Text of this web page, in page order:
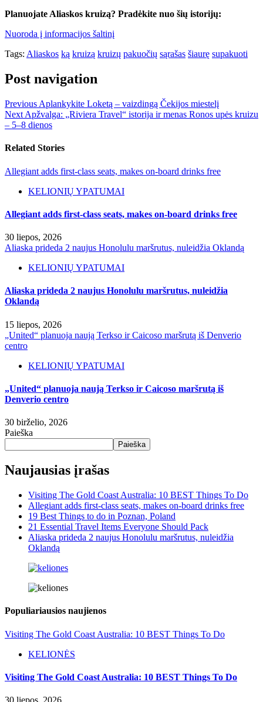
Planuojate Aliaskos kruizą? Pradėkite nuo šių istorijų:
Nuoroda į informacijos šaltinį
Tags: Aliaskos ką kruizą kruizų pakuočių sąrašas šiaurę supakuoti
Post navigation
Previous Aplankykite Loketą – vaizdingą Čekijos miestelį
Next Apžvalga: „Riviera Travel“ istorija ir menas Ronos upės kruizu
– 5–8 dienos
Related Stories
Allegiant adds first-class seats, makes on-board drinks free
KELIONIŲ YPATUMAI
Allegiant adds first-class seats, makes on-board drinks free
30 liepos, 2026
Aliaska prideda 2 naujus Honolulu maršrutus, nuleidžia Oklandą
KELIONIŲ YPATUMAI
Aliaska prideda 2 naujus Honolulu maršrutus, nuleidžia
Oklandą
15 liepos, 2026
„United“ planuoja naują Terkso ir Caicoso maršrutą iš Denverio
centro
KELIONIŲ YPATUMAI
„United“ planuoja naują Terkso ir Caicoso maršrutą iš
Denverio centro
30 birželio, 2026
Paieška
Paieška
Naujausias įrašas
Visiting The Gold Coast Australia: 10 BEST Things To Do
Allegiant adds first-class seats, makes on-board drinks free
19 Best Things to do in Poznan, Poland
21 Essential Travel Items Everyone Should Pack
Aliaska prideda 2 naujus Honolulu maršrutus, nuleidžia
Oklandą
Populiariausios naujienos
Visiting The Gold Coast Australia: 10 BEST Things To Do
KELIONĖS
Visiting The Gold Coast Australia: 10 BEST Things To Do